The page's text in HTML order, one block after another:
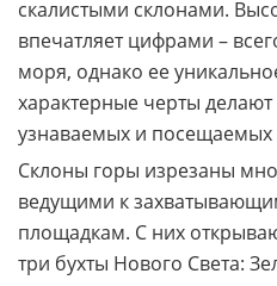
скалистыми склонами.
впечатляет цифрами –
моря, однако ее
характерные черты
узнаваемых и
Склоны горы изрезаны
ведущими к
площадкам. С них
три бухты Нового Света: